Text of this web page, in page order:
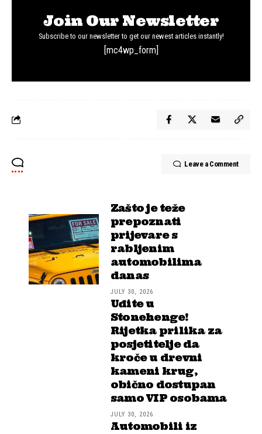
Join Our Newsletter
Subscribe to our newsletter to get our newest articles instantly!
[mc4wp_form]
Leave a Comment
Zašto je teže
prepoznati
prijevare s
rabljenim
automobilima
danas
JULY 30, 2026
Uđite u
Stonehenge!
Rijetka prilika za
posjetitelje da
kroče u drevni
kameni krug,
obično dostupan
samo VIP osobama
JULY 30, 2026
Automobili iz